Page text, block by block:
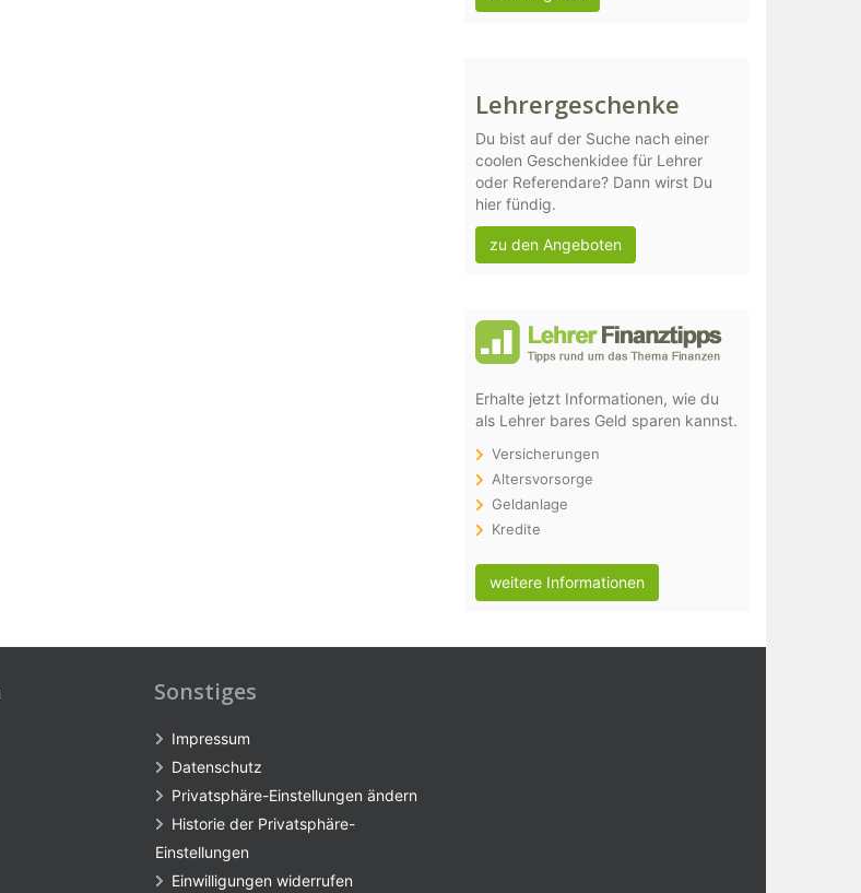
Lehrergeschenke
Du bist auf der Suche nach einer
coolen Geschenkidee für Lehrer
oder Referendare? Dann wirst Du
hier fündig.
zu den Angeboten
Erhalte jetzt Informationen, wie du
als Lehrer bares Geld sparen kannst.
Versicherungen
Altersvorsorge
Geldanlage
Kredite
weitere Informationen
Sonstiges
Impressum
Datenschutz
Privatsphäre-Einstellungen ändern
Historie der Privatsphäre-
Einstellungen
Einwilligungen widerrufen